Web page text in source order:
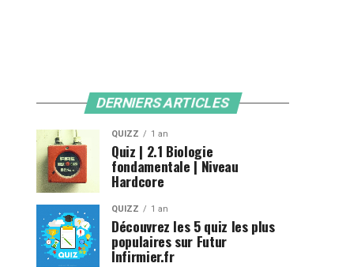
DERNIERS ARTICLES
QUIZZ 1 an
Quiz | 2.1 Biologie
fondamentale | Niveau
Hardcore
QUIZZ 1 an
Découvrez les 5 quiz les plus
populaires sur Futur
Infirmier.fr